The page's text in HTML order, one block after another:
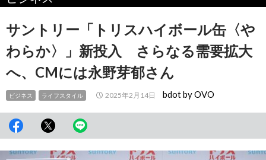
へ
サントリー「トリスハイボール缶〈や
わらか〉」新投入 さらなる需要拡大
へ、CMには永野芽郁さん
ビジネス ライフスタイル 2025年2月14日 bdot by OVO